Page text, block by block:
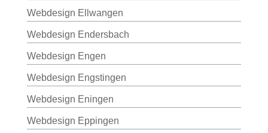
Webdesign Ellwangen
Webdesign Endersbach
Webdesign Engen
Webdesign Engstingen
Webdesign Eningen
Webdesign Eppingen